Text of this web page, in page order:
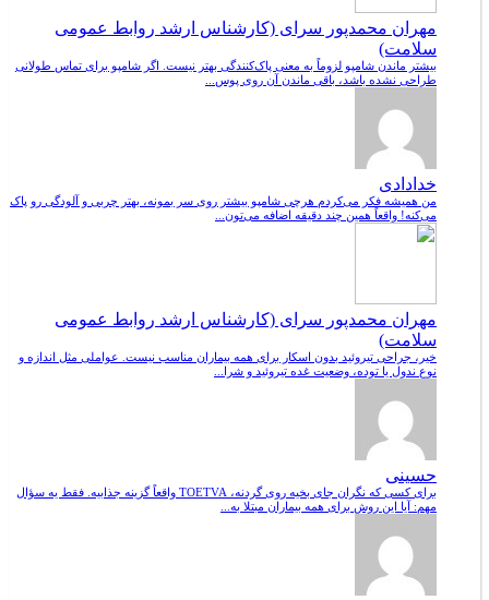
مهران محمدپور سرای (کارشناس ارشد روابط عمومی
سلامت)
بیشتر ماندن شامپو لزوماً به معنی پاک‌کنندگی بهتر نیست. اگر شامپو برای تماس طولانی
طراحی نشده باشد، باقی ماندن آن روی پوس...
خدادادی
من همیشه فکر می‌کردم هرچی شامپو بیشتر روی سر بمونه، بهتر چربی و آلودگی رو پاک
می‌کنه! واقعاً همین چند دقیقه اضافه می‌تون...
مهران محمدپور سرای (کارشناس ارشد روابط عمومی
سلامت)
خیر، جراحی تیروئید بدون اسکار برای همه بیماران مناسب نیست. عواملی مثل اندازه و
نوع ندول یا توده، وضعیت غده تیروئید و شرا...
حسینی
برای کسی که نگران جای بخیه روی گردنه، TOETVA واقعاً گزینه جذابیه. فقط یه سؤال
مهم: آیا این روش برای همه بیماران مبتلا به...